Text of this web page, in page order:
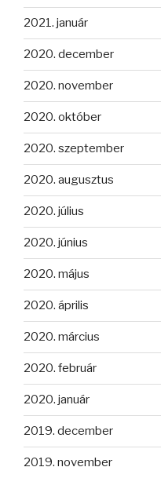
2021. január
2020. december
2020. november
2020. október
2020. szeptember
2020. augusztus
2020. július
2020. június
2020. május
2020. április
2020. március
2020. február
2020. január
2019. december
2019. november